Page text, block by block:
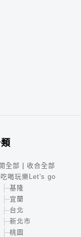
全部
收合全部
吃喝玩樂Let's go
基隆
宜蘭
台北
新北市
桃園